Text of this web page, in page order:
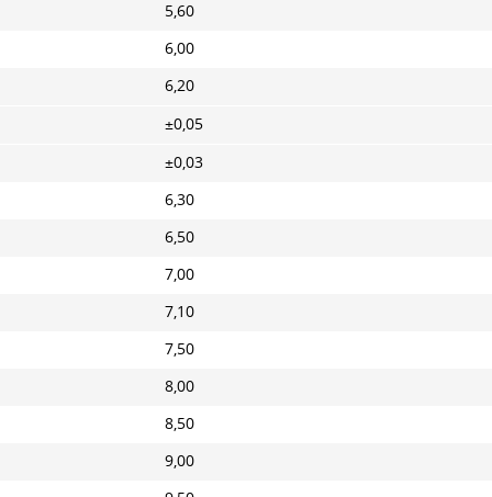
5,60
6,00
6,20
±0,05
±0,03
6,30
6,50
7,00
7,10
7,50
8,00
8,50
9,00